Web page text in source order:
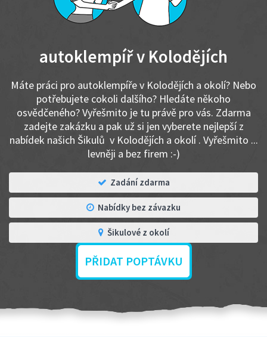
autoklempíř v Kolodějích
Máte práci pro autoklempíře v Kolodějích a okolí? Nebo
potřebujete cokoli dalšího? Hledáte někoho
osvědčeného? Vyřešmito je tu právě pro vás. Zdarma
zadejte zakázku a pak už si jen vyberete nejlepší z
nabídek našich Šikulů v Kolodějích a okolí . Vyřešmito ...
levněji a bez firem :-)
Zadání zdarma
Nabídky bez závazku
Šikulové z okolí
PŘIDAT POPTÁVKU